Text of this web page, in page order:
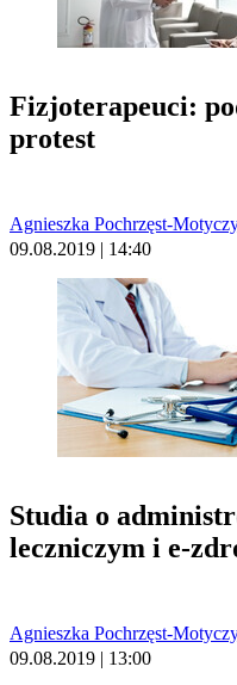
Fizjoterapeuci:
protest
Agnieszka Pochrzęst-
09.08.2019 | 14:40
Studia o
leczniczym i e-
Agnieszka Pochrzęst-
09.08.2019 | 13:00